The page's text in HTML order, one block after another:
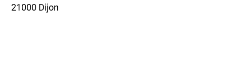
21000 Dijon